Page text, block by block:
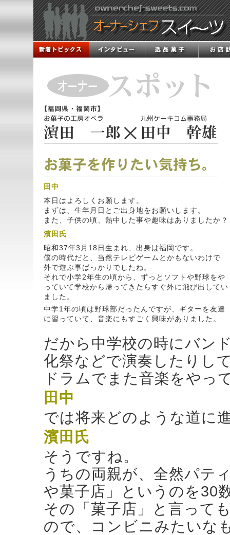
田中
本日はよろしくお願します。
まずは、生年月日とご出身地をお願いします。
また、子供の頃、熱中した事や趣味はありましたか？
濱田氏
昭和37年3月18日生まれ、出身は福岡です。
僕の時代だと、当然テレビゲームとかもないわけで
外で遊ぶ事ばっかりでしたね。
それで小学2年生の頃から、ずっとソフトや野球をや
っていて学校から帰ってきたらすぐ外に飛び出してい
ました。
中学1年の頃は野球部だったんですが、ギターを友達
に習っていて、音楽にもすごく興味がありました。
だから中学校の時にバン
化祭などで演奏したりし
ドラムでまた音楽をやっ
田中
では将来どのような道に
濱田氏
そうですね。
うちの両親が、全然パテ
や菓子店」というのを30
その「菓子店」と言って
ので、コンビニみたいな